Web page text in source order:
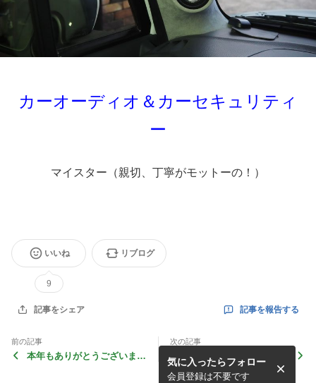
カーオーディオ＆カーセキュリティ
ー
マイスター（親切、丁寧がモットーの！）
いいね
9
リブログ
記事をシェア 記事を報告する
前の記事
本年もありがとうございまし
次の記事
電源強化で得られる世界！
気に入ったらフォロー
会員登録は不要です